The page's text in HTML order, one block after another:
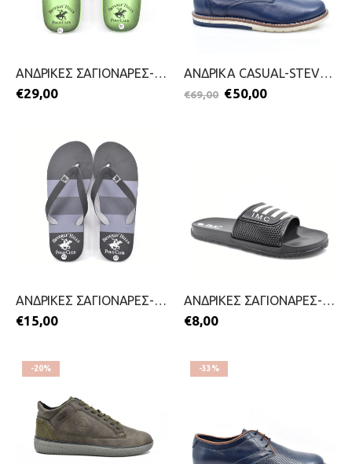
ΑΝΔΡΙΚΕΣ ΣΑΓΙΟΝΑΡΕΣ-IFA-2299-0305-ΜΑΥΡΟ
€29,00
ΑΝΔΡΙΚΑ CASUAL-STEVE KOMMON-2099-0670-ΜΠΛΕ
€69,00 €50,00
ΑΝΔΡΙΚΕΣ ΣΑΓΙΟΝΑΡΕΣ-IFA-2299-0261-ΜΑΥΡΟ
€15,00
ΑΝΔΡΙΚΕΣ ΣΑΓΙΟΝΑΡΕΣ-IL MONDO-2199-0680-ΜΑΥΡΟ
€8,00
-20% -33%